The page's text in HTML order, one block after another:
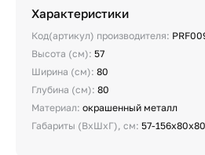
Характеристики
Код(артикул) производителя:
Высота (см): 57
Ширина (см): 80
Глубина (см): 80
Материал: окрашенный металл
Габариты (ВхШхГ), см: 57-156x80x80